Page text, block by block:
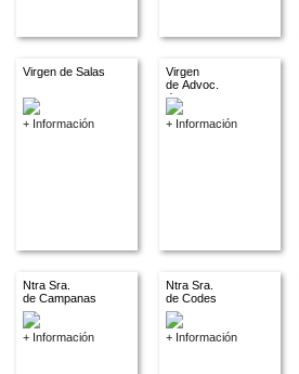
Virgen de Salas
+ Información
Virgen
de Advoc.
descon.
+ Información
Ntra Sra.
de Campanas
+ Información
Ntra Sra.
de Codes
+ Información